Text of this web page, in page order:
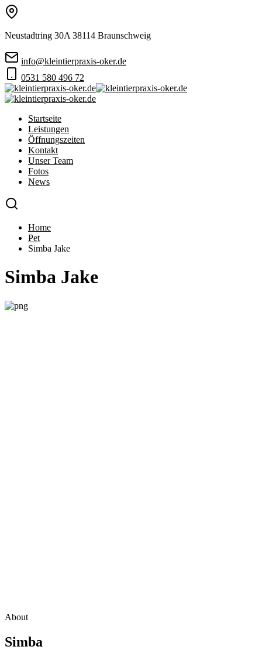
Neustadtring 30A 38114 Braunschweig
info@kleintierpraxis-oker.de
0531 580 496 72
Startseite
Leistungen
Öffnungszeiten
Kontakt
Unser Team
Fotos
News
Home
Pet
Simba Jake
Simba Jake
About
Simba